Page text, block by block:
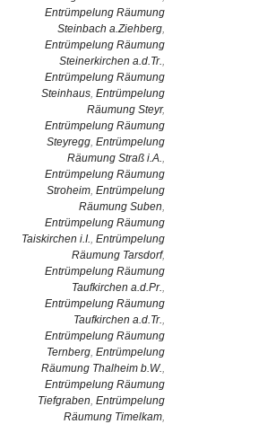
Entrümpelung Räumung
Steinbach a.Ziehberg,
Entrümpelung Räumung
Steinerkirchen a.d.Tr.,
Entrümpelung Räumung
Steinhaus, Entrümpelung
Räumung Steyr,
Entrümpelung Räumung
Steyregg, Entrümpelung
Räumung Straß i.A.,
Entrümpelung Räumung
Stroheim, Entrümpelung
Räumung Suben,
Entrümpelung Räumung
Taiskirchen i.I., Entrümpelung
Räumung Tarsdorf,
Entrümpelung Räumung
Taufkirchen a.d.Pr.,
Entrümpelung Räumung
Taufkirchen a.d.Tr.,
Entrümpelung Räumung
Ternberg, Entrümpelung
Räumung Thalheim b.W.,
Entrümpelung Räumung
Tiefgraben, Entrümpelung
Räumung Timelkam,